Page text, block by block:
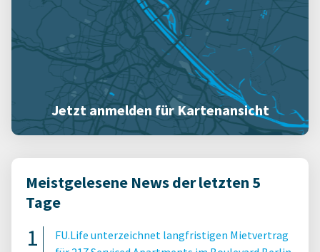
Jetzt anmelden für Kartenansicht
Meistgelesene News der letzten 5
Tage
FU.Life unterzeichnet langfristigen Mietvertrag